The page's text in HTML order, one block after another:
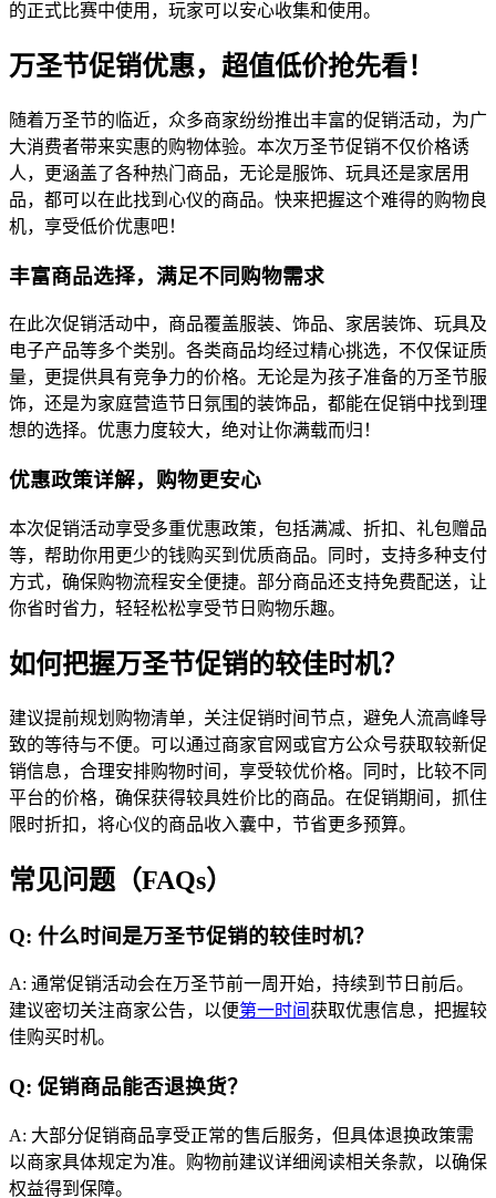
的正式比赛中使用，玩家可以安心收集和使用。
万圣节促销优惠，超值低价抢先看！
随着万圣节的临近，众多商家纷纷推出丰富的促销活动，为广
大消费者带来实惠的购物体验。本次万圣节促销不仅价格诱
人，更涵盖了各种热门商品，无论是服饰、玩具还是家居用
品，都可以在此找到心仪的商品。快来把握这个难得的购物良
机，享受低价优惠吧！
丰富商品选择，满足不同购物需求
在此次促销活动中，商品覆盖服装、饰品、家居装饰、玩具及
电子产品等多个类别。各类商品均经过精心挑选，不仅保证质
量，更提供具有竞争力的价格。无论是为孩子准备的万圣节服
饰，还是为家庭营造节日氛围的装饰品，都能在促销中找到理
想的选择。优惠力度较大，绝对让你满载而归！
优惠政策详解，购物更安心
本次促销活动享受多重优惠政策，包括满减、折扣、礼包赠品
等，帮助你用更少的钱购买到优质商品。同时，支持多种支付
方式，确保购物流程安全便捷。部分商品还支持免费配送，让
你省时省力，轻轻松松享受节日购物乐趣。
如何把握万圣节促销的较佳时机？
建议提前规划购物清单，关注促销时间节点，避免人流高峰导
致的等待与不便。可以通过商家官网或官方公众号获取较新促
销信息，合理安排购物时间，享受较优价格。同时，比较不同
平台的价格，确保获得较具姓价比的商品。在促销期间，抓住
限时折扣，将心仪的商品收入囊中，节省更多预算。
常见问题（FAQs）
Q: 什么时间是万圣节促销的较佳时机？
A: 通常促销活动会在万圣节前一周开始，持续到节日前后。
建议密切关注商家公告，以便第一时间获取优惠信息，把握较
佳购买时机。
Q: 促销商品能否退换货？
A: 大部分促销商品享受正常的售后服务，但具体退换政策需
以商家具体规定为准。购物前建议详细阅读相关条款，以确保
权益得到保障。